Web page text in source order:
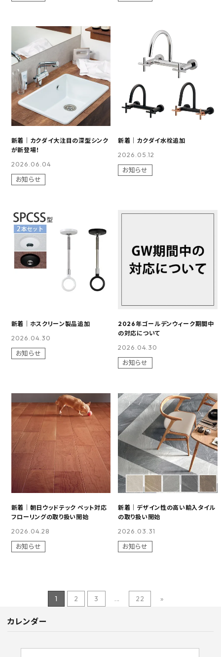
新着｜カクダイ大注目の深型シンク
が新登場！
2026.06.04
お知らせ
新着｜カクダイ水栓追加
2026.05.12
お知らせ
新着｜ホスクリーン製品追加
2026.04.30
お知らせ
2026年ゴールデンウィーク期間中
の対応について
2026.04.30
お知らせ
新着｜朝日ウッドテック ペット対応
フローリングの取り扱い開始
2026.04.28
お知らせ
新着｜デザイン性の高い輸入タイル
の取り扱い開始
2026.03.31
お知らせ
1 2 3 ... 22 »
カレンダー